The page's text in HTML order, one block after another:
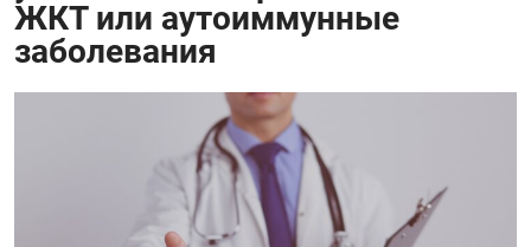
ЖКТ или аутоиммунные
заболевания